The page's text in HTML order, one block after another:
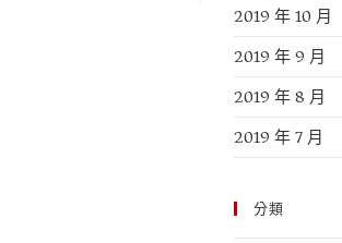
2019 年 10 月
2019 年 9 月
2019 年 8 月
2019 年 7 月
分類